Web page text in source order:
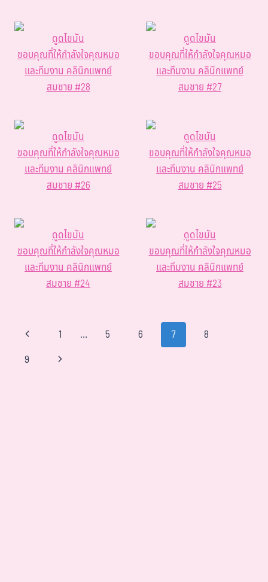
ดูดไขมัน
ขอบคุณที่ให้กำลังใจคุณหมอ
และทีมงาน คลินิกแพทย์
สมชาย #28
ดูดไขมัน
ขอบคุณที่ให้กำลังใจคุณหมอ
และทีมงาน คลินิกแพทย์
สมชาย #27
ดูดไขมัน
ขอบคุณที่ให้กำลังใจคุณหมอ
และทีมงาน คลินิกแพทย์
สมชาย #26
ดูดไขมัน
ขอบคุณที่ให้กำลังใจคุณหมอ
และทีมงาน คลินิกแพทย์
สมชาย #25
ดูดไขมัน
ขอบคุณที่ให้กำลังใจคุณหมอ
และทีมงาน คลินิกแพทย์
สมชาย #24
ดูดไขมัน
ขอบคุณที่ให้กำลังใจคุณหมอ
และทีมงาน คลินิกแพทย์
สมชาย #23
1 … 5 6 7
8
9